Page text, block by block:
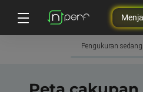
Pengukuran